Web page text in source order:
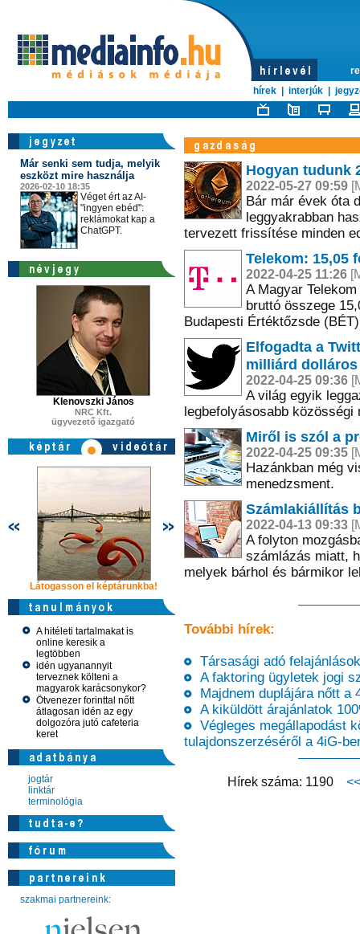
hírek
interjúk
Már senki sem tudja, melyik
eszközt mire használja
2026-02-10 18:35
Véget ért az AI-
"ingyen ebéd":
reklámokat kap a
ChatGPT.
Klenovszki János
NRC Kft.
ügyvezető igazgató
Látogasson el képtárunkba!
A hitéleti tartalmakat is
online keresik a
legtöbben
idén ugyanannyit
terveznek költeni a
magyarok karácsonykor?
Ötvenezer forinttal nőtt
átlagosan idén az egy
dolgozóra jutó cafeteria
keret
jogtár
linktár
terminológia
szakmai partnereink:
Hogyan tudunk
2022-05-27 09:59
Bár már évek óta
leggyakrabban
tervezett frissítése minden
Telekom: 15,05
2022-04-25 11:26
A Magyar
bruttó összege
Budapesti Értéktőzsde
Elfogadta a
milliárd
2022-04-25 09:36
A világ egyik
legbefolyásosabb
Miről is szól a
2022-04-25 09:35
Hazánkban még
menedzsment.
Számlakiállítás
2022-04-13 09:33
A folyton
számlázás miatt,
melyek bárhol és bármikor
További hírek:
Társasági adó
A faktoring ügyletek jogi
Majdnem duplájára nőtt a
A kiküldött árajánlatok
Végleges megállapodást
tulajdonszerzéséről a 4iG-
Hírek száma: 1190